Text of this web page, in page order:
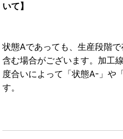
いて】
状態Aであっても、生産段階
含む場合がございます。加工
度合いによって「状態A-」や
す。